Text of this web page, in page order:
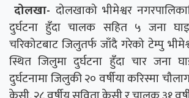
दोलखा- दोलखाको भीमेश्वर
दुर्घटना हुँदा चालक सहित ५ जना
चरिकोटबाट जिलुतर्फ जाँदै गरेको टेम्पु
स्थित जिलुमा दुर्घटना हुँदा चार जना
दुर्घटनामा जिलुकी २० वर्षीया करिस्मा